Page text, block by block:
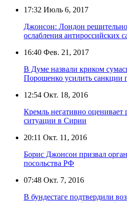
17:32 Июль 6, 2017
Джонсон: Лондон
ослабления антироссийских
16:40 Фев. 21, 2017
В Думе назвали криком
Порошенко усилить санкции
12:54 Окт. 18, 2016
Кремль негативно оценивает
ситуации в Сирии
20:11 Окт. 11, 2016
Борис Джонсон призвал
посольства РФ
07:48 Окт. 7, 2016
В бундестаге подтвердили